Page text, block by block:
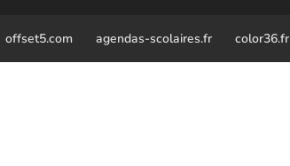
offset5.com agendas-scolaires.fr color36.fr